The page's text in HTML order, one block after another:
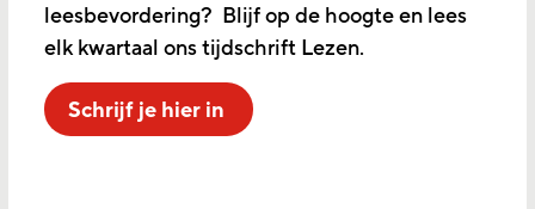
leesbevordering? Blijf op de hoogte en lees
elk kwartaal ons tijdschrift Lezen.
Schrijf je hier in